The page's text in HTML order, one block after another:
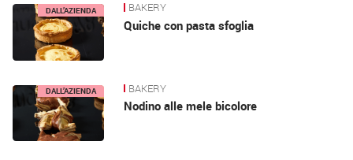
News DALL’AZIENDA BAKERY
Quiche con pasta sfoglia
DALL’AZIENDA BAKERY
Nodino alle mele bicolore